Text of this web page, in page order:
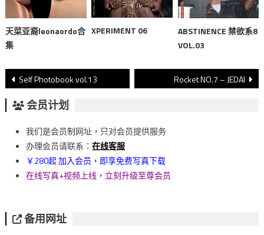
天菜亚裔leonaordo合
集
XPERIMENT 06
ABSTINENCE 禁欲系8
VOL.03
文
章
導
覽
Self Photobook vol.13 Rocket NO.7 – JEDAI
会员计划
我们是会员制网址，只对会员提供服务
办理会员请联系： 在线客服
￥280起 加入会员，即享免费写真下载
在线写真+视频上线，立刻升级至尊会员
备用网址